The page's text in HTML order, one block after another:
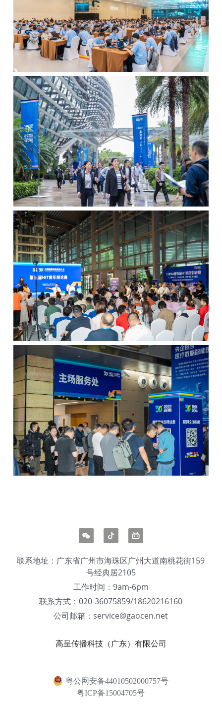
联系地址：广东省广州市海珠区广州大道南桃花街159
号经典居2105
工作时间：9am-6pm
联系方式：020-36075859/18620216160
公司邮箱：service@gaocen.net
高呈传播科技（广东）有限公司
粤公网安备44010502000757号
粤ICP备15004705号